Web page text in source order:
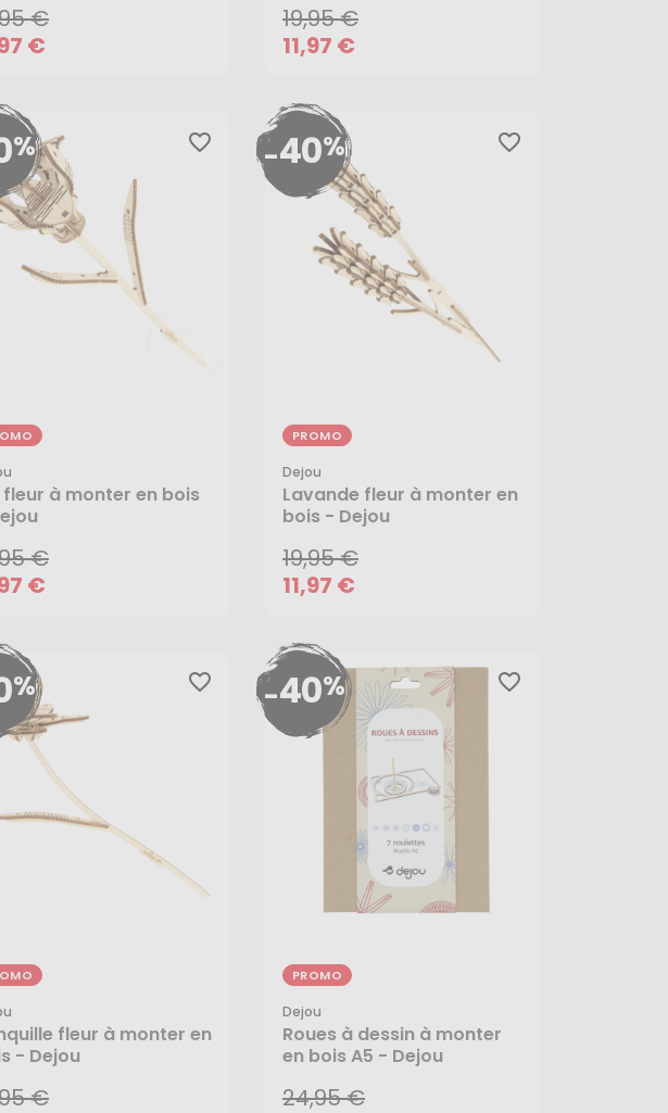
€
€
19,95 €
11,97 €
favorite_border
%
fleur à monter en bois
€
€
€
€
favorite_border
-40%
PROMO
Dejou
Lavande fleur à monter en
bois - Dejou
19,95 €
11,97 €
19,95 €
11,97 €
favorite_border
%
fleur à monter en
- Dejou
€
€
€
favorite_border
-40%
PROMO
Dejou
Roues à dessin à monter
en bois A5 - Dejou
24,95 €
24,95 €
14,97 €